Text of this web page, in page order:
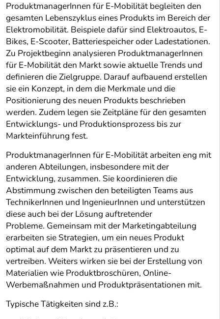
ProduktmanagerInnen für E-Mobilität begleiten den
gesamten Lebenszyklus eines Produkts im Bereich der
Elektromobilität. Beispiele dafür sind Elektroautos, E-
Bikes, E-Scooter, Batteriespeicher oder Ladestationen.
Zu Projektbeginn analysieren ProduktmanagerInnen
für E-Mobilität den Markt sowie aktuelle Trends und
definieren die Zielgruppe. Darauf aufbauend erstellen
sie ein Konzept, in dem die Merkmale und die
Positionierung des neuen Produkts beschrieben
werden. Zudem legen sie Zeitpläne für den gesamten
Entwicklungs- und Produktionsprozess bis zur
Markteinführung fest.
ProduktmanagerInnen für E-Mobilität arbeiten eng mit
anderen Abteilungen, insbesondere mit der
Entwicklung, zusammen. Sie koordinieren die
Abstimmung zwischen den beteiligten Teams aus
TechnikerInnen und IngenieurInnen und unterstützen
diese auch bei der Lösung auftretender
Probleme. Gemeinsam mit der Marketingabteilung
erarbeiten sie Strategien, um ein neues Produkt
optimal auf dem Markt zu präsentieren und zu
vertreiben. Weiters wirken sie bei der Erstellung von
Materialien wie Produktbroschüren, Online-
Werbemaßnahmen und Produktpräsentationen mit.
Typische Tätigkeiten sind z.B.: